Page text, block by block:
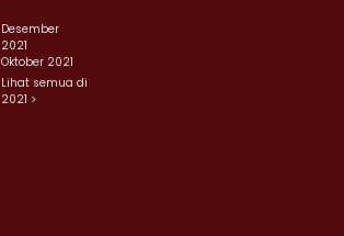
Desember
2021
Oktober 2021
Lihat semua di
2021 >